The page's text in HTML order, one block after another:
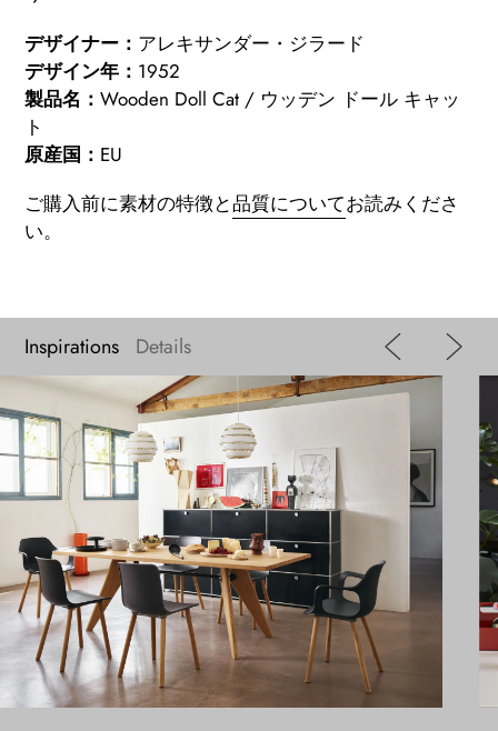
デザイナー： アレキサンダー・ジラード
デザイン年： 1952
製品名： Wooden Doll Cat / ウッデン ドール キャッ
ト
原産国： EU
ご購入前に素材の特徴と品質についてお読みくださ
い。
Inspirations Details